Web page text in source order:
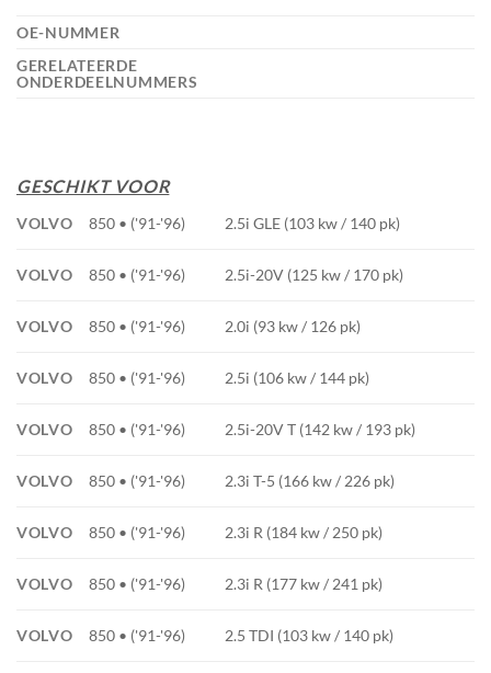
OE-NUMMER
GERELATEERDE
ONDERDEELNUMMERS
GESCHIKT VOOR
VOLVO 850 • ('91-'96) 2.5i GLE (103 kw / 140 pk)
VOLVO 850 • ('91-'96) 2.5i-20V (125 kw / 170 pk)
VOLVO 850 • ('91-'96) 2.0i (93 kw / 126 pk)
VOLVO 850 • ('91-'96) 2.5i (106 kw / 144 pk)
VOLVO 850 • ('91-'96) 2.5i-20V T (142 kw / 193 pk)
VOLVO 850 • ('91-'96) 2.3i T-5 (166 kw / 226 pk)
VOLVO 850 • ('91-'96) 2.3i R (184 kw / 250 pk)
VOLVO 850 • ('91-'96) 2.3i R (177 kw / 241 pk)
VOLVO 850 • ('91-'96) 2.5 TDI (103 kw / 140 pk)